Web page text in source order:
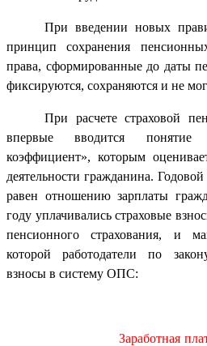
При введении новых правил
принцип сохранения
права, сформированные до даты
фиксируются, сохраняются и не
При расчете страховой
впервые вводится понятие
коэффициент», которым
деятельности гражданина.
равен отношению зарплаты
году уплачивались страховые
пенсионного страхования, и
которой работодатели по
взносы в систему ОПС:
Заработная